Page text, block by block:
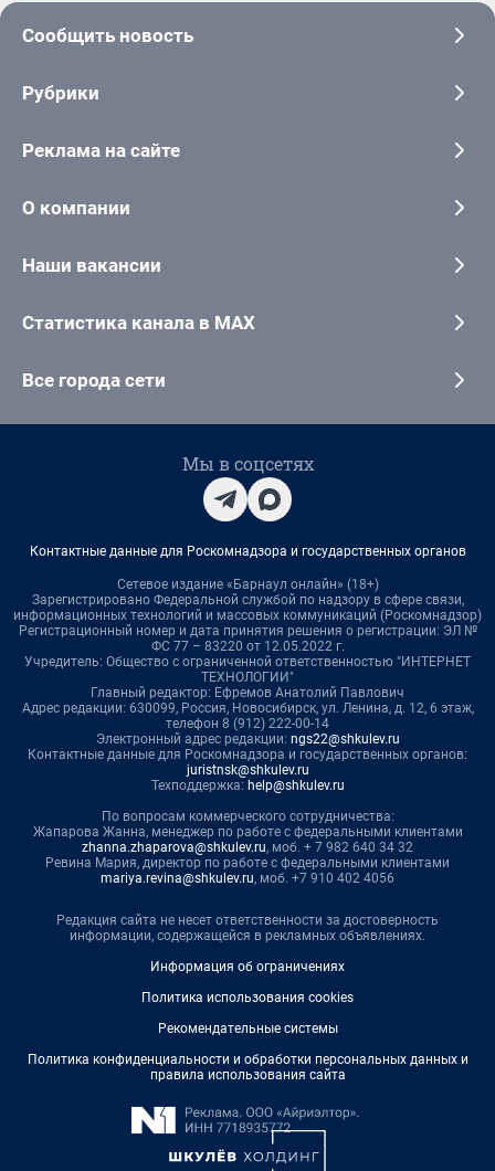
Сообщить новость
Рубрики
Реклама на сайте
О компании
Наши вакансии
Статистика канала в MAX
Все города сети
Мы в соцсетях
Контактные данные для Роскомнадзора и государственных органов
Сетевое издание «Барнаул онлайн» (18+)
Зарегистрировано Федеральной службой по надзору в сфере связи,
информационных технологий и массовых коммуникаций (Роскомнадзор)
Регистрационный номер и дата принятия решения о регистрации: ЭЛ №
ФС 77 – 83220 от 12.05.2022 г.
Учредитель: Общество с ограниченной ответственностью "ИНТЕРНЕТ
ТЕХНОЛОГИИ"
Главный редактор: Ефремов Анатолий Павлович
Адрес редакции: 630099, Россия, Новосибирск, ул. Ленина, д. 12, 6 этаж,
телефон 8 (912) 222-00-14
Электронный адрес редакции: ngs22@shkulev.ru
Контактные данные для Роскомнадзора и государственных органов:
juristnsk@shkulev.ru
Техподдержка: help@shkulev.ru
По вопросам коммерческого сотрудничества:
Жапарова Жанна, менеджер по работе с федеральными клиентами
zhanna.zhaparova@shkulev.ru, моб. + 7 982 640 34 32
Ревина Мария, директор по работе с федеральными клиентами
mariya.revina@shkulev.ru, моб. +7 910 402 4056
Редакция сайта не несет ответственности за достоверность
информации, содержащейся в рекламных объявлениях.
Информация об ограничениях
Политика использования cookies
Рекомендательные системы
Политика конфиденциальности и обработки персональных данных и
правила использования сайта